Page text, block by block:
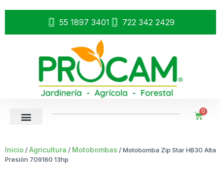
55 1897 3401 722 342 2429
0
Inicio /Agricultura / Motobombas / Motobomba Zip Star HB30 Alta
Presión 709160 13hp